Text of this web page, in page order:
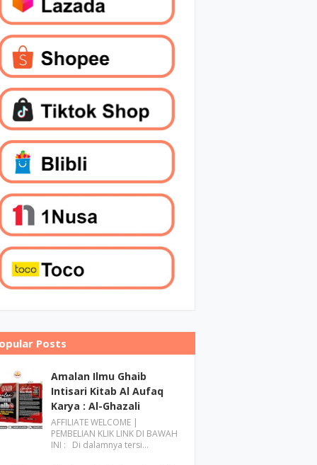
Posts
Amalan Ilmu Ghaib
Intisari Kitab Al Aufaq
Karya : Al-Ghazali
AFFILIATE WELCOME |
PEMBELIAN KLIK LINK DI BAWAH
INI : Di dalamnya tersi…